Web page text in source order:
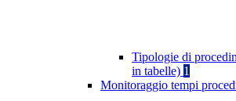
Tipologie di
in tabelle) 1
Monitoraggio tempi